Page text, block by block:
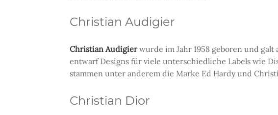
Christian Audigier
Christian Audigierwurde im Jahr 1958 geboren und
entwarf Designs für viele unterschiedliche Labels wie
stammen unter anderem die Marke Ed Hardy und
Christian Dior